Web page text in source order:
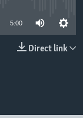
5:00
Direct link